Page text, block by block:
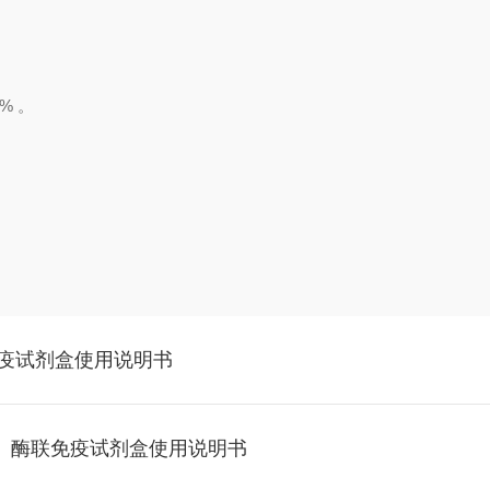
% 。
试剂盒使用说明书
酶联免疫试剂盒使用说明书